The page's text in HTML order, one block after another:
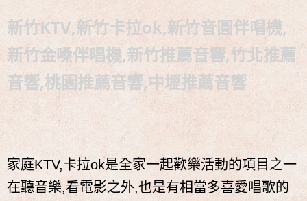
新竹KTV,新竹卡拉ok,新竹音圓伴唱機,
新竹金嗓伴唱機,新竹推薦音響,竹北推薦
音響,桃園推薦音響,中壢推薦音響
家庭KTV,卡拉ok是全家一起歡樂活動的項目之一
在聽音樂,看電影之外,也是有相當多喜愛唱歌的